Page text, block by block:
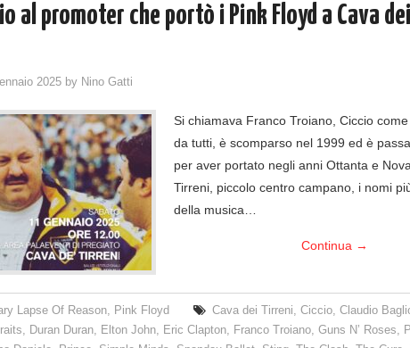
al promoter che portò i Pink Floyd a Cava dei
2025 by Nino Gatti
Si chiamava Franco Troiano, Ciccio
da tutti, è scomparso nel 1999 ed è
per aver portato negli anni Ottanta e
Tirreni, piccolo centro campano, i nomi
della musica…
Continua →
Lapse Of Reason Pink Floyd Cava dei Tirreni ,Ciccio ,Claudio
Duran Duran Elton John Eric Clapton Franco Troiano Guns N’ Roses